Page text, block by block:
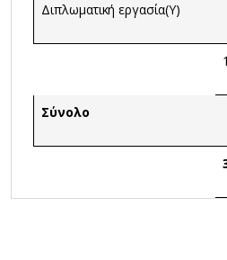
Διπλωματική εργασία(Υ)
Σύνολο